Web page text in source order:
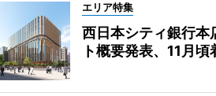
エリア特集
西日本シティ銀行本
ト概要発表、11月頃